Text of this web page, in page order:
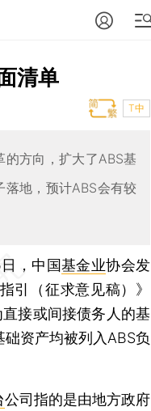
清单
T中
方向，扩大了ABS基
地，预计ABS会有较
，中国基金业协会发
引（征求意见稿）》
接或间接债务人的基
资产均被列入ABS负
公司指的是由地方政府